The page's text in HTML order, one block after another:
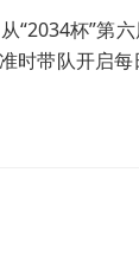
“2034杯”第
时带队开启